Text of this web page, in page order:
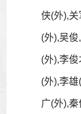
侠(外),
(外),吴
(外),李
(外),李
广(外),